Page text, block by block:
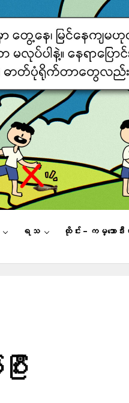
ရသ ထိုင်း – ကမ္ဘောဒီးယ
း